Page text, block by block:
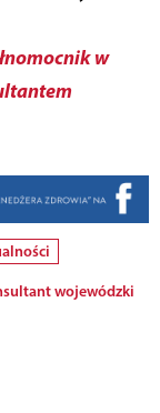
w
wojewódzki